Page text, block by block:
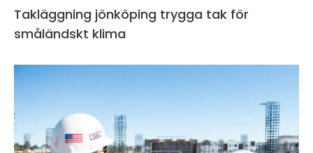
Takläggning jönköping trygga tak för
småländskt klima